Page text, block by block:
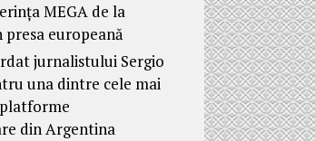
MEGA de la
europeană
jurnalistului Sergio
una dintre cele mai
din Argentina